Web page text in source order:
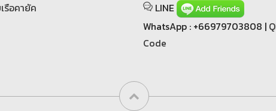
รือคายัค
LINE
WhatsApp : +66979703808 |
Code